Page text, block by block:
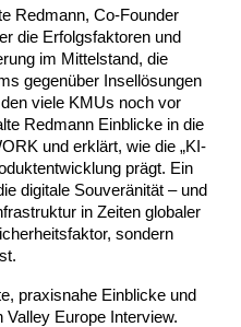
Redmann, Co-Founder
die Erfolgsfaktoren und
im Mittelstand, die
gegenüber Insellösungen
viele KMUs noch vor
Redmann Einblicke in die
und erklärt, wie die „KI-
prägt. Ein
digitale Souveränität – und
in Zeiten globaler
sondern
praxisnahe Einblicke und
Europe Interview.